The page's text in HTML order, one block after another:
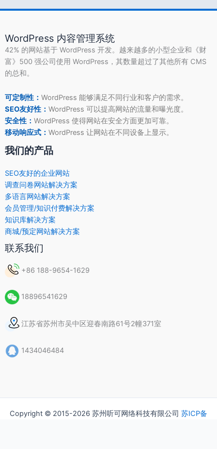
WordPress 内容管理系统
42% 的网站基于 WordPress 开发。越来越多的小型企业和《财
富》500 强公司使用 WordPress，其数量超过了其他所有 CMS
的总和。
可定制性： WordPress 能够满足不同行业和客户的需求。
SEO友好性： WordPress 可以提高网站的流量和曝光度。
安全性： WordPress 使得网站在安全方面更加可靠。
移动响应式： WordPress 让网站在不同设备上显示。
我们的产品
SEO友好的企业网站
调查问卷网站解决方案
多语言网站解决方案
会员管理/知识付费解决方案
知识库解决方案
商城/预定网站解决方案
联系我们
+86 188-9654-1629
18896541629
江苏省苏州市吴中区迎春南路61号2幢371室
1434046484
Copyright © 2015-2026 苏州听可网络科技有限公司 苏ICP备